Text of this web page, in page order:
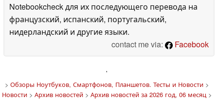
Notebookcheck для их последующего перевода на
французский, испанский, португальский,
нидерландский и другие языки.
contact me via:
Facebook
'
> Обзоры Ноутбуков, Смартфонов, Планшетов. Тесты и Новости>
Новости> Архив новостей> Архив новостей за 2026 год, 06 месяц>